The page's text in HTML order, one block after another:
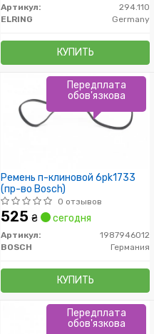
Артикул:
294.110
ELRING
Germany
КУПИТЬ
Ремень п-клиновой 6pk1733
(пр-во Bosch)
0 отзывов
525 ₴ сегодня
Артикул:
1987946012
BOSCH
Германия
КУПИТЬ
Передплата
обов'язкова
Передплата
обов'язкова